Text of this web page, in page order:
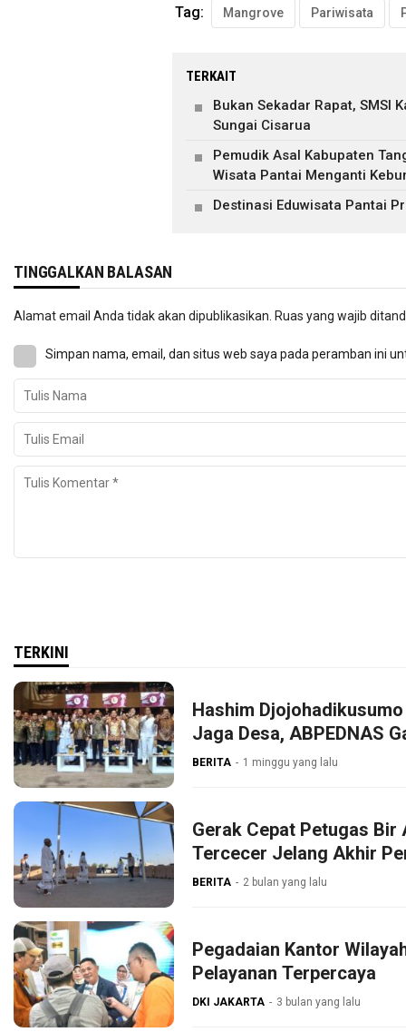
Tag: Mangrove Pariwisata
TERKAIT
Bukan Sekadar Rapat, SMSI
Sungai Cisarua
Pemudik Asal Kabupaten
Wisata Pantai Menganti
Destinasi Eduwisata Pantai
TINGGALKAN BALASAN
Alamat email Anda tidak akan dipublikasikan. Ruas yang wajib
Simpan nama, email, dan situs web saya pada peramban ini
TERKINI
Hashim
Jaga Desa, ABPEDNAS
BERITA 1 minggu yang lalu
Gerak Cepat Petugas
Tercecer Jelang Akhir
BERITA 2 bulan yang lalu
Pegadaian Kantor
Pelayanan Terpercaya
DKI JAKARTA 3 bulan yang lalu